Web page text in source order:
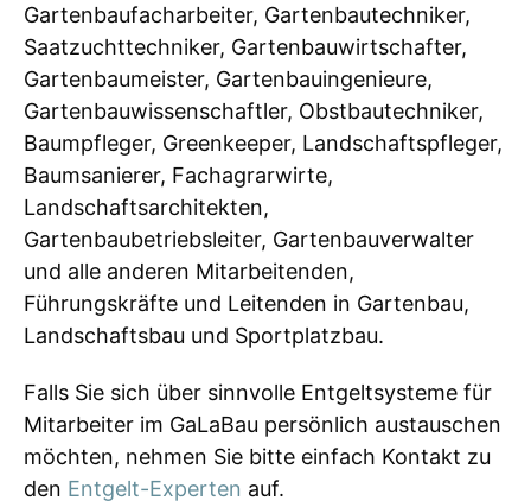
Gartenbaufacharbeiter, Gartenbautechniker,
Saatzuchttechniker, Gartenbauwirtschafter,
Gartenbaumeister, Gartenbauingenieure,
Gartenbauwissenschaftler, Obstbautechniker,
Baumpfleger, Greenkeeper, Landschaftspfleger,
Baumsanierer, Fachagrarwirte,
Landschaftsarchitekten,
Gartenbaubetriebsleiter, Gartenbauverwalter
und alle anderen Mitarbeitenden,
Führungskräfte und Leitenden in Gartenbau,
Landschaftsbau und Sportplatzbau.
Falls Sie sich über sinnvolle Entgeltsysteme für
Mitarbeiter im GaLaBau persönlich austauschen
möchten, nehmen Sie bitte einfach Kontakt zu
den Entgelt-Experten auf.